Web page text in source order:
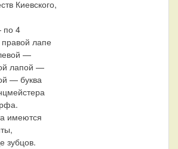
Киевского,
по 4
лапе
—
лапой —
— буква
имеются
зубцов.